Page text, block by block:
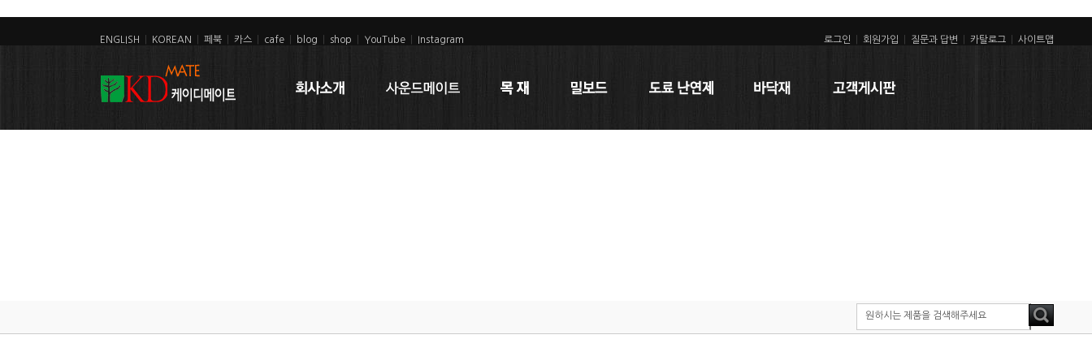
ENGLISH KOREAN 페북 카스 cafe blog shop YouTube Instagram 로그인 회원가입 질문과 답변 카탈로그 사이트맵